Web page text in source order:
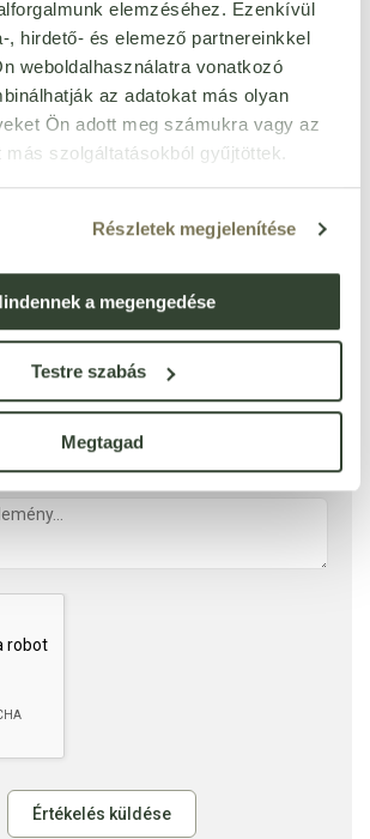
elemzéséhez. Ezenkívül
, hirdető- és elemező partnereinkkel
weboldalhasználatra vonatkozó
az adatokat más olyan
Ön adott meg számukra vagy az
szolgáltatásokból gyűjtöttek.
Részletek megjelenítése
a megengedése
Testre szabás
Megtagad
senki nem értékelte. Legyél Te az